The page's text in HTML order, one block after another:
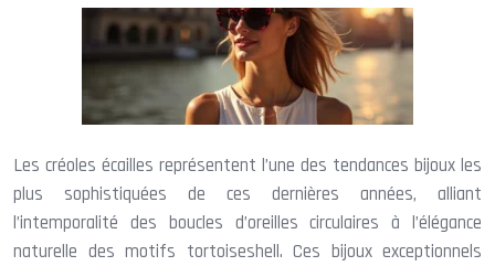
Les créoles écailles représentent l’une des tendances bijoux les
plus sophistiquées de ces dernières années, alliant
l’intemporalité des boucles d’oreilles circulaires à l’élégance
naturelle des motifs tortoiseshell. Ces bijoux exceptionnels